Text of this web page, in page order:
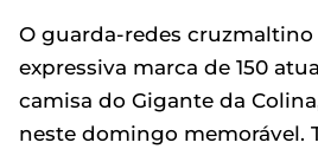
O guarda-redes cruzmaltino
expressiva marca de 150
camisa do Gigante da
neste domingo memorável.